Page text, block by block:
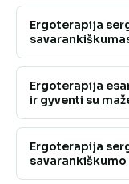
Ergoterapija
Ergoterapija
ir gyventi su
Ergoterapija